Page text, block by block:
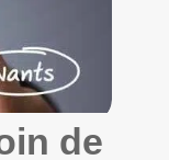
de